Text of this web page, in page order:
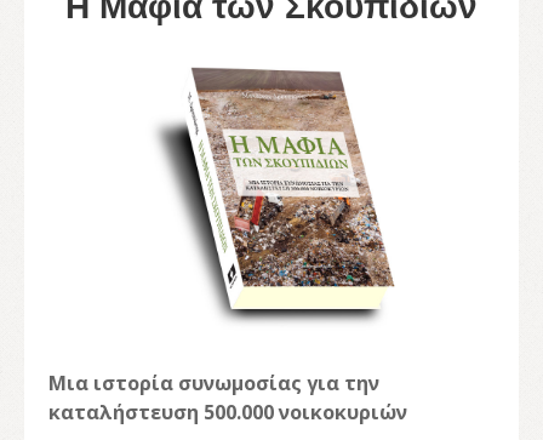
Μια ιστορία συνωμοσίας για την
καταλήστευση 500.000 νοικοκυριών